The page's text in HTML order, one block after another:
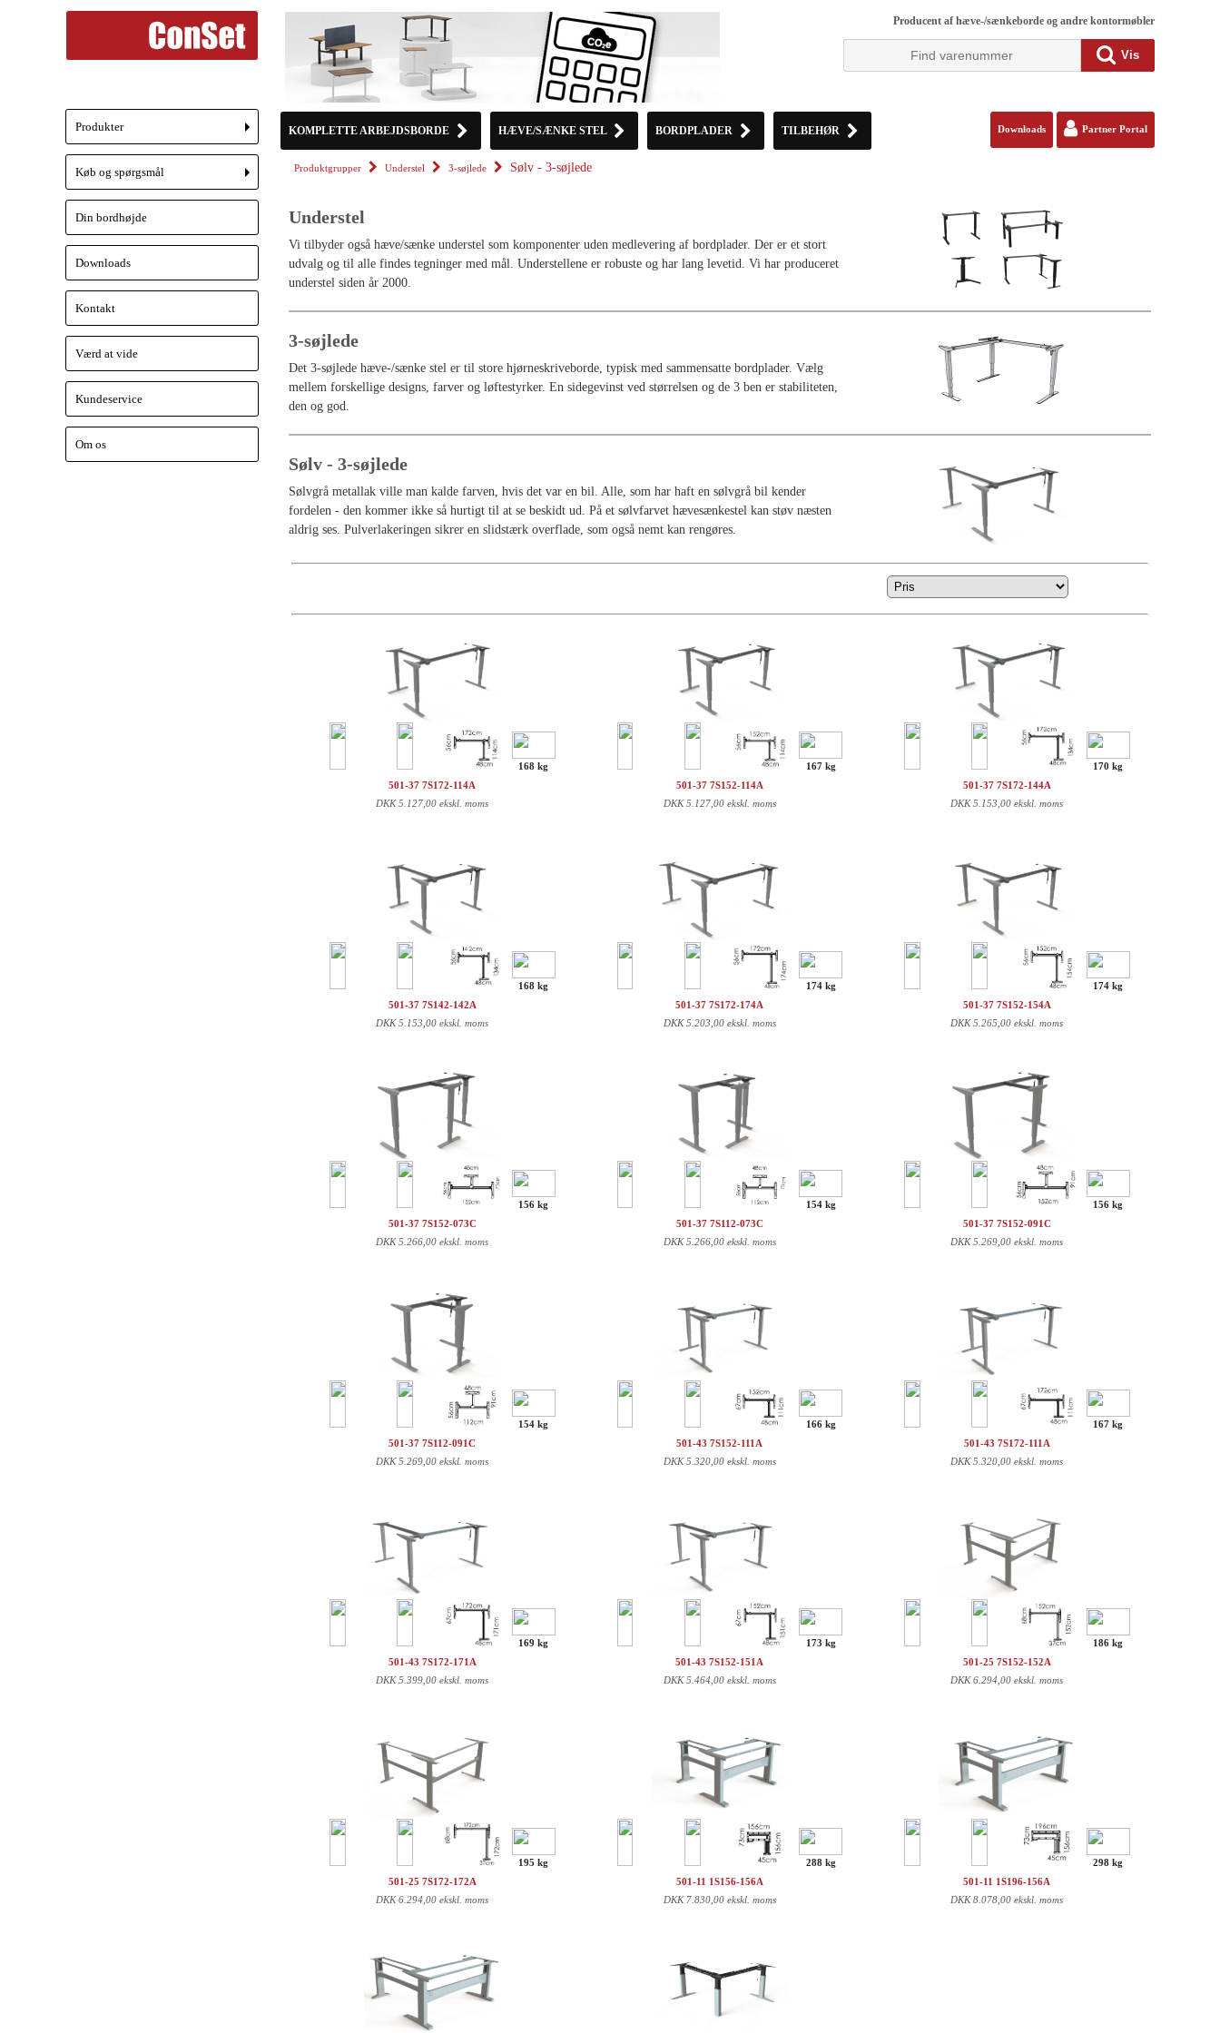
Producent af hæve-/sænkeborde og andre kontormøbler
Vis
KOMPLETTE ARBEJDSBORDE HÆVE/SÆNKE STEL BORDPLADER TILBEHØR Downloads Partner Portal
Produktgrupper Understel 3-søjlede Sølv - 3-søjlede
Understel
Vi tilbyder også hæve/sænke understel som komponenter uden medlevering af bordplader. Der er et stort
udvalg og til alle findes tegninger med mål. Understellene er robuste og har lang levetid. Vi har produceret
understel siden år 2000.
3-søjlede
Det 3-søjlede hæve-/sænke stel er til store hjørneskriveborde, typisk med sammensatte bordplader. Vælg
mellem forskellige designs, farver og løftestyrker. En sidegevinst ved størrelsen og de 3 ben er stabiliteten,
den og god.
Sølv - 3-søjlede
Sølvgrå metallak ville man kalde farven, hvis det var en bil. Alle, som har haft en sølvgrå bil kender
fordelen - den kommer ikke så hurtigt til at se beskidt ud. På et sølvfarvet hævesænkestel kan støv næsten
aldrig ses. Pulverlakeringen sikrer en slidstærk overflade, som også nemt kan rengøres.
168 kg
501-37 7S172-114A
DKK5.127,00 ekskl. moms
167 kg
501-37 7S152-114A
DKK 5.127,00 ekskl. moms
170 kg
501-37 7S172-144A
DKK5.153,00 ekskl. moms
168 kg
501-37 7S142-142A
DKK5.153,00 ekskl. moms
174 kg
501-37 7S172-174A
DKK5.203,00 ekskl. moms
174 kg
501-37 7S152-154A
DKK5.265,00 ekskl. moms
156 kg
501-37 7S152-073C
DKK5.266,00 ekskl. moms
154 kg
501-37 7S112-073C
DKK 5.266,00 ekskl. moms
156 kg
501-37 7S152-091C
DKK5.269,00 ekskl. moms
154 kg
501-37 7S112-091C
DKK5.269,00 ekskl. moms
166 kg
501-43 7S152-111A
DKK5.320,00 ekskl. moms
167 kg
501-43 7S172-111A
DKK5.320,00 ekskl. moms
169 kg
501-43 7S172-171A
DKK5.399,00 ekskl. moms
173 kg
501-43 7S152-151A
DKK 5.464,00 ekskl. moms
186 kg
501-25 7S152-152A
DKK6.294,00 ekskl. moms
195 kg
501-25 7S172-172A
DKK6.294,00 ekskl. moms
288 kg
501-11 1S156-156A
DKK 7.830,00 ekskl. moms
298 kg
501-11 1S196-156A
DKK8.078,00 ekskl. moms
+
Produkter
+
Køb og spørgsmål
Din bordhøjde
Downloads
Kontakt
Værd at vide
Kundeservice
Om os